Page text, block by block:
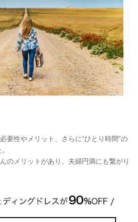
要性やメリット、さらに“ひとり時間”の
のメリットがあり、夫婦円満にも繋がり